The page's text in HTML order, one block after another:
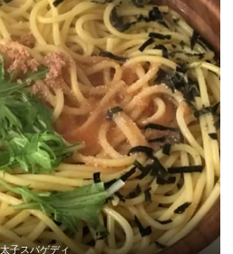
子スパゲディ